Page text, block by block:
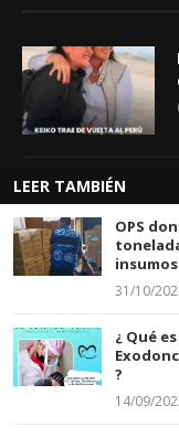
LEER TAMBIÉN
OPS
31/10/
¿ Qué es
?
14/09/